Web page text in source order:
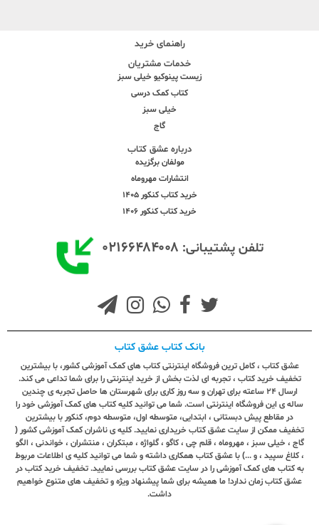
راهنمای خرید
خدمات مشتریان
زیست پینوکیو خیلی سبز
کتاب کمک درسی
خیلی سبز
گاج
درباره عشق کتاب
مولفان برگزیده
انتشارات مهروماه
خرید کتاب کنکور 1405
خرید کتاب کنکور 1406
تلفن پشتیبانی: ۰۲۱۶۶۴۸۴۰۰۸
بانک کتاب عشق کتاب
عشق کتاب ، کامل ترین فروشگاه اینترنتی کتاب های کمک آموزشی کشور، با بیشترین
تخفیف خرید کتاب ، تجربه ای لذت بخش از خرید اینترنتی را برای شما تداعی می کند.
ارسال ٢٤ ساعته برای تهران و سه روز کاری برای شهرستان ها حاصل تجربه ی چندین
ساله ی این فروشگاه اینترنتی است. شما می توانید کلیه کتاب های کمک آموزشی خود را
در مقاطع پیش دبستانی ، ابتدایی، متوسطه اول، متوسطه دوم، کنکور با بیشترین
تخفیف ممکن از سایت عشق کتاب خریداری نمایید. کلیه ی ناشران کمک آموزشی کشور (
گاج ، خیلی سبز ، مهروماه ، قلم چی ، کاگو ، گلواژه ، مبتکران ، منتشران ، خواندنی ، الگو
، کلاغ سپید ، و ...) با عشق کتاب همکاری داشته و شما می توانید کلیه ی اطلاعات مربوط
به کتاب های کمک آموزشی را در سایت عشق کتاب بررسی نمایید. تخفیف خرید کتاب در
عشق کتاب زمان ندارد! ما همیشه برای شما پیشنهاد ویژه و تخفیف های متنوع خواهیم
داشت.